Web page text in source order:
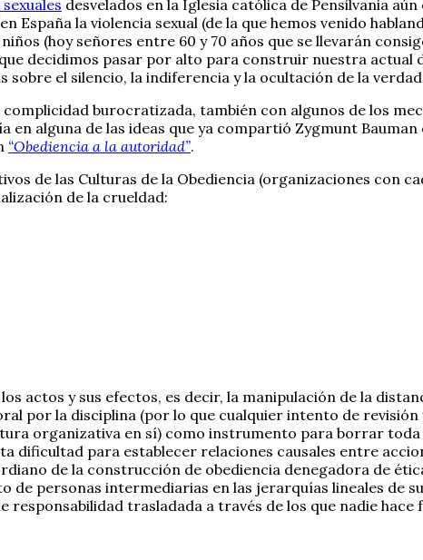
desvelados en la Iglesia católica de Pensilvania
España la violencia sexual (de la que hemos venido
(hoy señores entre 60 y 70 años que se llevarán
decidimos pasar por alto para construir nuestra actual
el silencio, la indiferencia y la ocultación de la
burocratizada, también con algunos de los
en alguna de las ideas que ya compartió Zygmunt Bauman
“Obediencia a la autoridad”.
de las Culturas de la Obediencia (organizaciones con
de la crueldad:
actos y sus efectos, es decir, la manipulación de la
por la disciplina (por lo que cualquier intento de
organizativa en sí) como instrumento para borrar
dificultad para establecer relaciones causales entre
de la construcción de obediencia denegadora de
de personas intermediarias en las jerarquías lineales de
trasladada a través de los que nadie